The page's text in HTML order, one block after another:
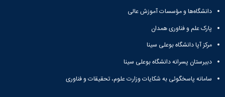
دانشگاه‌ها و مؤسسات آموزش عالی
پارک علم و فناوری همدان
مرکز آپا دانشگاه بوعلی سینا
دبیرستان پسرانه دانشگاه بوعلی سینا
سامانه پاسخگوئی به شکایات وزارت علوم، تحقیقات و فناوری